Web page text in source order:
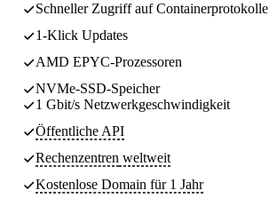
Schneller Zugriff auf Containerprotokolle
1-Klick Updates
AMD EPYC-Prozessoren
NVMe-SSD-Speicher
1 Gbit/s Netzwerkgeschwindigkeit
Öffentliche API
Rechenzentren weltweit
Kostenlose Domain für 1 Jahr